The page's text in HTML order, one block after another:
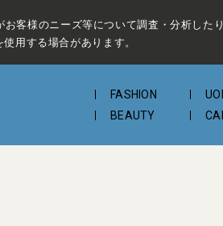
お客様のニーズ等について調査・分析した
用する場合があります。
FASHION
BEAUTY